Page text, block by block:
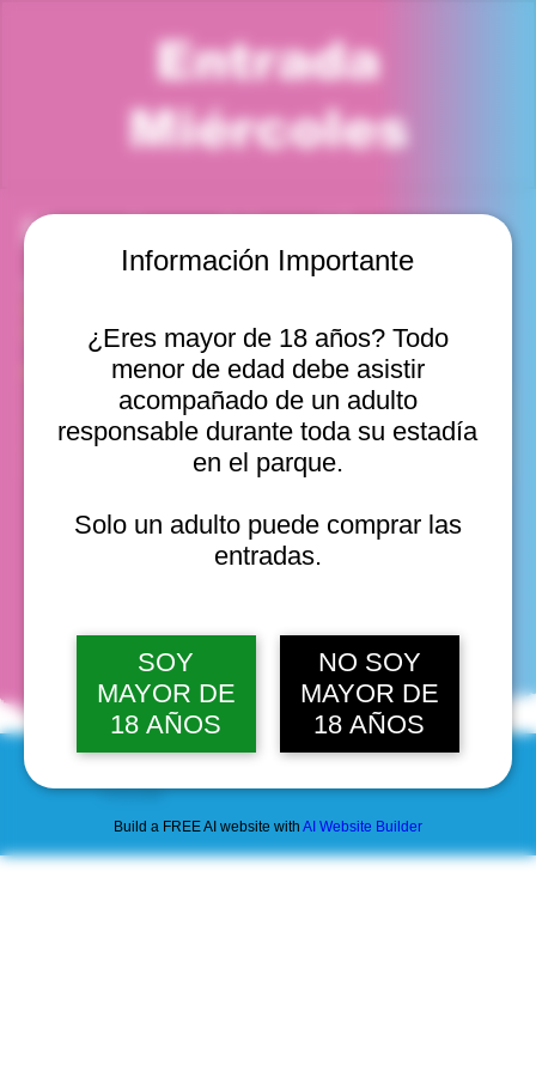
Información Importante
¿Eres mayor de 18 años? Todo
menor de edad debe asistir
acompañado de un adulto
responsable durante toda su estadía
en el parque.
Solo un adulto puede comprar las
entradas.
SOY
MAYOR DE
18 AÑOS
NO SOY
MAYOR DE
18 AÑOS
Build a FREE AI website with AI Website Builder
Entrada
Miércoles
Horario y ubicación
Valparaíso, Chile
Otras fechas
mié, 12 ago, 10:00 a. m.
mié, 12 ago, 11:00 a. m.
mié, 12 ago, 12:00 p. m.
Ver 20
fechas